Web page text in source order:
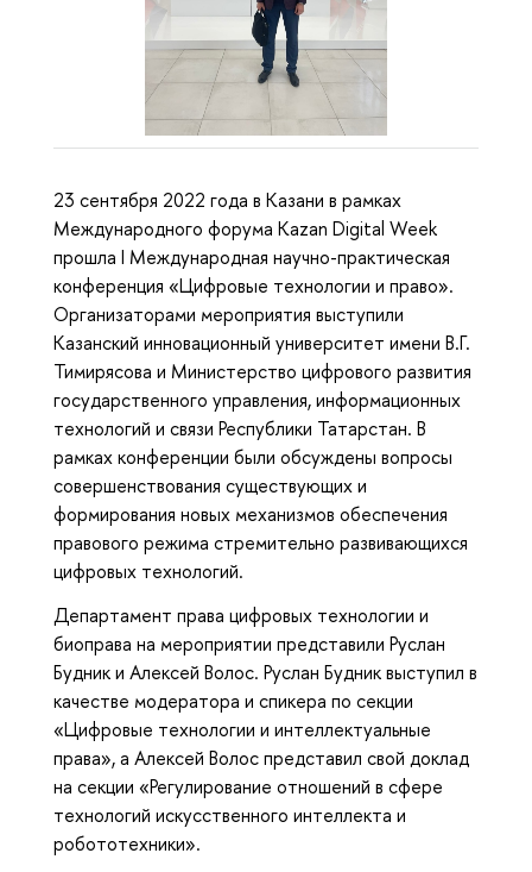
23 сентября 2022 года в Казани в рамках
Международного форума Kazan Digital Week
прошла I Международная научно-практическая
конференция «Цифровые технологии и право».
Организаторами мероприятия выступили
Казанский инновационный университет имени В.Г.
Тимирясова и Министерство цифрового развития
государственного управления, информационных
технологий и связи Республики Татарстан. В
рамках конференции были обсуждены вопросы
совершенствования существующих и
формирования новых механизмов обеспечения
правового режима стремительно развивающихся
цифровых технологий.
Департамент права цифровых технологии и
биоправа на мероприятии представили Руслан
Будник и Алексей Волос. Руслан Будник выступил в
качестве модератора и спикера по секции
«Цифровые технологии и интеллектуальные
права», а Алексей Волос представил свой доклад
на секции «Регулирование отношений в сфере
технологий искусственного интеллекта и
робототехники».